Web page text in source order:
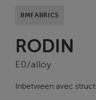
BMFABRICS
RODIN
E0/alloy
Inbetween avec